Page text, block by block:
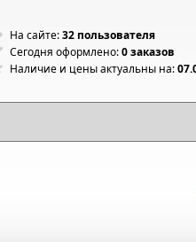
На сайте:32 пользователя
Сегодня оформлено:0 заказов
Наличие и цены актуальны на: